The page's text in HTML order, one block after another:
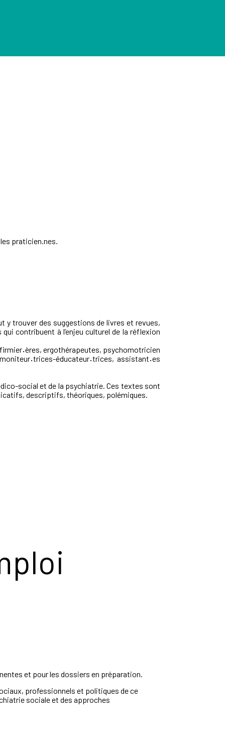
praticien.nes.
y trouver des suggestions de livres et revues,
contribuent à l’enjeu culturel de la réflexion
·ères, ergothérapeutes, psychomotricien
·trices-éducateur·trices, assistant·es
social et de la psychiatrie. Ces textes sont
descriptifs, théoriques, polémiques.
et pour les dossiers en préparation.
professionnels et politiques de ce
sociale et des approches